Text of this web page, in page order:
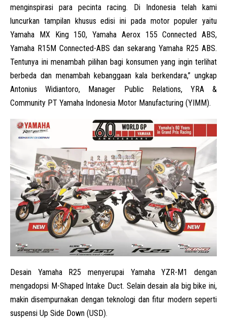
menginspirasi para pecinta racing. Di Indonesia telah kami
luncurkan tampilan khusus edisi ini pada motor populer yaitu
Yamaha MX King 150, Yamaha Aerox155 Connected ABS,
Yamaha R15M Connected-ABS dan sekarang Yamaha R25 ABS.
Tentunya ini menambah pilihan bagi konsumen yang ingin terlihat
berbeda dan menambah kebanggaan kala berkendara,” ungkap
Antonius Widiantoro, Manager Public Relations, YRA &
Community PT Yamaha Indonesia Motor Manufacturing (YIMM).
Desain Yamaha R25 menyerupai Yamaha YZR-M1 dengan
mengadopsi M-Shaped Intake Duct. Selain desain ala big bike ini,
makin disempurnakan dengan teknologi dan fitur modern seperti
suspensi Up Side Down (USD).